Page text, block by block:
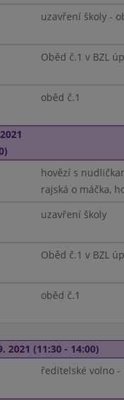
uzavření školy -
Oběd č.1 v BZL
oběd č.1
hovězí s
rajská o máčka,
uzavření školy
Oběd č.1 v BZL
oběd č.1
2021 (11:30 - 14:00)
ředitelské volno -